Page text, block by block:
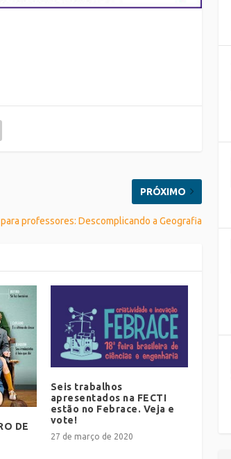
PRÓXIMO
professores: Descomplicando a Geografia
DE
Seis trabalhos
apresentados na FECTI
estão no Febrace. Veja e
vote!
27 de março de 2020